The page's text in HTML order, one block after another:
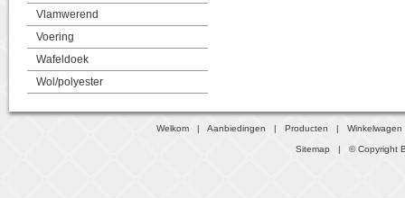
Vlamwerend
Voering
Wafeldoek
Wol/polyester
Welkom |Aanbiedingen |Producten |Winkelwagen
Sitemap | © Copyright